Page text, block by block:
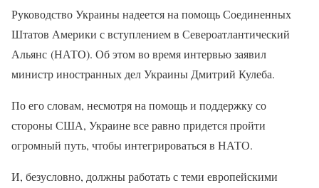
Руководство Украины надеется на помощь Соединенных
Штатов Америки с вступлением в Североатлантический
Альянс (НАТО). Об этом во время интервью заявил
министр иностранных дел Украины Дмитрий Кулеба.
По его словам, несмотря на помощь и поддержку со
стороны США, Украине все равно придется пройти
огромный путь, чтобы интегрироваться в НАТО.
И, безусловно, должны работать с теми европейскими